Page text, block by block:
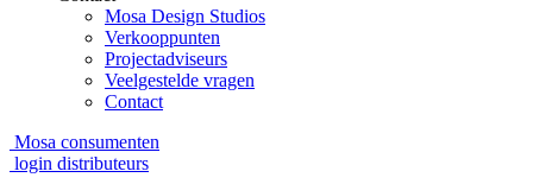
Mosa Design Studios
Verkooppunten
Projectadviseurs
Veelgestelde vragen
Contact
Mosa consumenten
login distributeurs